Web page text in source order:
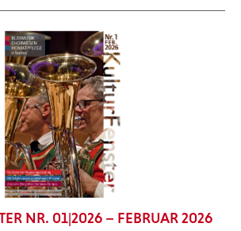
NR. 01|2026 – FEBRUAR 2026